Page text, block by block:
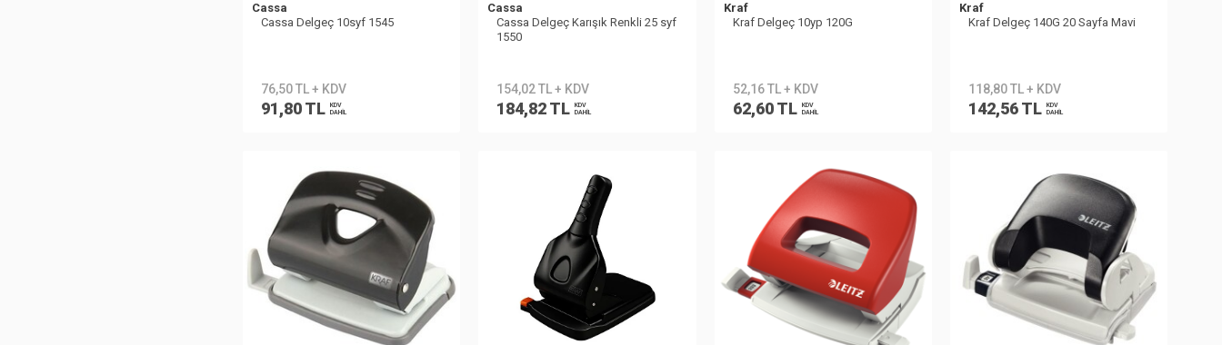
Cassa
Cassa Delgeç 10syf 1545
76,50 TL + KDV
91,80 TL
KDV
DAHİL
Cassa
Cassa Delgeç Karışık Renkli 25 syf
1550
154,02 TL + KDV
184,82 TL
KDV
DAHİL
Kraf
Kraf Delgeç 10yp 120G
52,16 TL + KDV
62,60 TL
KDV
DAHİL
Kraf
Kraf Delgeç 140G 20 Sayfa Mavi
118,80 TL + KDV
142,56 TL
KDV
DAHİL